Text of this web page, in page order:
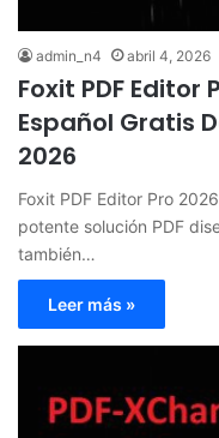
admin_n4 abril 4, 2026
Foxit PDF Editor
Español Gratis
2026
Foxit PDF Editor Pro
potente solución PDF
también…
Leer más »